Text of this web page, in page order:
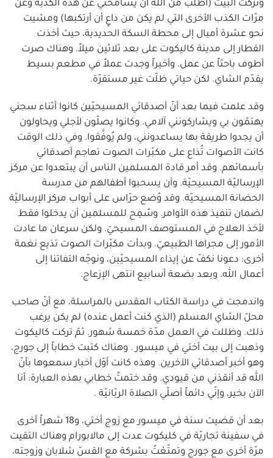
وتركت البيت (أطلب من الله أن يسامحني عن هذه الكذبة وعن
مرّات الكذب الأخرى التي لم يكن من داعٍ أن أرتكبها) ومشيت
نحو عشرة أميال إلى محطة السكة الحديدية، حيث أخذت
القطار إلى مدينة كاليكوت على بعد ثلاثين ميلاً. وهناك صرت
أطوف باحثاً عن عمل. وأخيراً وجدت عملاً في مطعم بسيط
يقدّم الشاي. لكن حياتي ظلّت غير مستقرّة.
وقد علمت فيما بعد أنّ أصدقائي المسيحيّين كانوا أثناء سجني
يهتمّون بي ويشاركونني آلامي. وكانوا يصلّون لأجلي ويحاولون
أن يجدوا طريقة بها يساعدونني، ولم يُوفَّقوا. وفي ذلك الوقت
كانت الأصوات تُذاع على مكبّرات الصوت تهاجم أصدقائي
بأسمائهم. وقد أمر قادة المسلمين الناس أن يبتعدوا عن مركز
الإرساليّة المسيحيّة. وأن يسحبوا أطفالهم من مدرسة
الحضانة المسيحيّة. وقد وُضع حرّاس على أبواب مركز الإرساليّة
لضمان تنفيذ هذه الأوامر. وسُمِح للمسلمين أن يدخلوا فقط
لأخذ العلاج في المستوصف المسيحيّ. ولكن سرعان ما عادت
الأمور إلى مجراها الطبيعيّ. وبدأت مكبّرات الصوت تذيع نغمة
أخرى: دعونا نكفّ عن إيذاء المسيحيّين، ونوجّه التفاتنا إلى
أعمال الله. وبعد بضعة أسابيع انتهى الإزعاج.
واندمجت في دراسة الكتاب المقدس بالمراسلة، مع أنّ صاحب
محلّ الشاي المسلم (الذي كنت أعمل عنده) لم يكن يرغب
ذلك. وظللت في العمل مدّة خمسة شهور. ثمّ تركت كاليكوت
وذهبت إلى بيت أختي في ميسور . وهناك كتبت خطاباً إلى جورج،
وهو أخبر أصدقائي الآخرين. وهذه كانت أوّل أخبار سمعوها بأنّ
الله قد أنقذني من قيودي. وقد ختمتُ خطابي بهذه العبارة: أنا
الآن بخير، وإنّي دائماً أصلّي الصلاة الربّانيّة .
بعد أن قضيت سنة في ميسور مع زوج أختي، و18 شهراً أخرى
في سفينة تجاريّة في كليكوت عدت إلى مالابورام وهناك التقيت
مرّة أخرى مع جورج وتمتّعْتُ بشركة مع القسّ شلابان وزوجته،